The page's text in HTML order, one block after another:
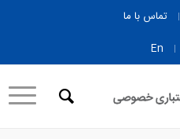
تماس با ما
En